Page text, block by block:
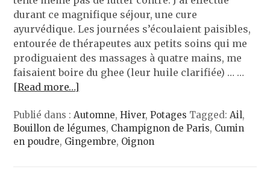
durant ce magnifique séjour, une cure
ayurvédique. Les journées s’écoulaient paisibles,
entourée de thérapeutes aux petits soins qui me
prodiguaient des massages à quatre mains, me
faisaient boire du ghee (leur huile clarifiée) … …
[Read more…]
Publié dans :Automne,Hiver,Potages Tagged:Ail,
Bouillon de légumes, Champignon de Paris, Cumin
en poudre, Gingembre, Oignon